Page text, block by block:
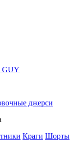
джерси
Краги Шорты